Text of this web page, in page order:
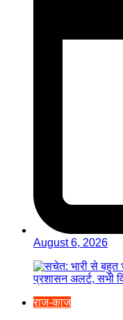
August 6, 2026
राज-काज